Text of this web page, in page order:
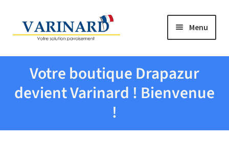
Aller à la navigation
Aller au contenu Menu
Tous les produits
Drapeaux et pavillons
Votre boutique Drapazur
devient Varinard ! Bienvenue
!